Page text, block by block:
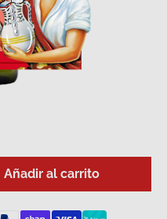
Añadir al carrito